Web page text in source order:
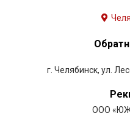
г. Челябинск, ул.
ООО